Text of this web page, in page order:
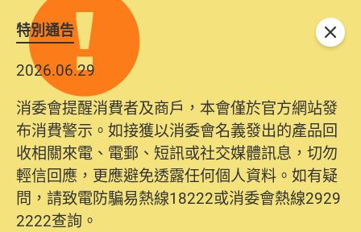
特別通告
2026.06.29
消委會提醒消費者及商戶，本會僅於官方網站發
布消費警示。如接獲以消委會名義發出的產品回
收相關來電、電郵、短訊或社交媒體訊息，切勿
輕信回應，更應避免透露任何個人資料。如有疑
問，請致電防騙易熱線18222或消委會熱線2929
2222查詢。
關閉